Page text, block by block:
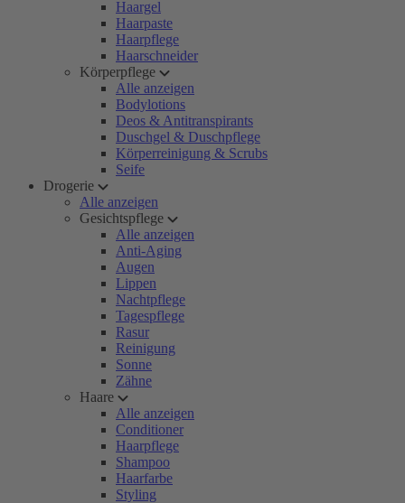
Haargel
Haarpaste
Haarpflege
Haarschneider
Körperpflege
Alle anzeigen
Bodylotions
Deos & Antitranspirants
Duschgel & Duschpflege
Körperreinigung & Scrubs
Seife
Drogerie
Alle anzeigen
Gesichtspflege
Alle anzeigen
Anti-Aging
Augen
Lippen
Nachtpflege
Tagespflege
Rasur
Reinigung
Sonne
Zähne
Haare
Alle anzeigen
Conditioner
Haarpflege
Shampoo
Haarfarbe
Styling